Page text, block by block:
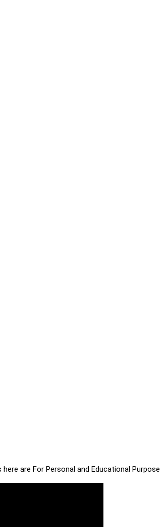
are For Personal and Educational Purpose